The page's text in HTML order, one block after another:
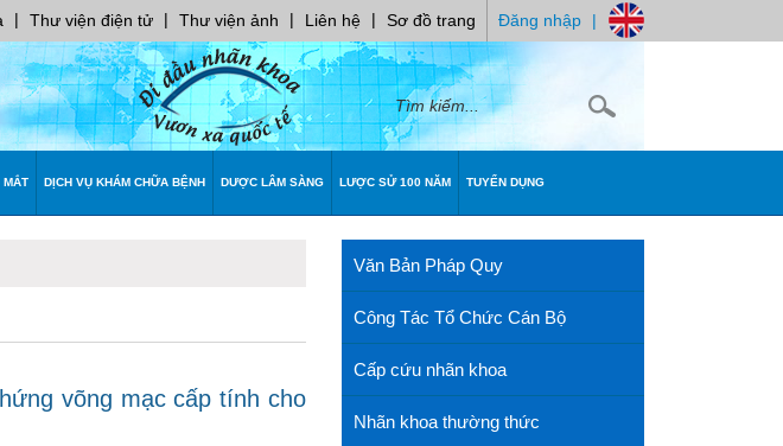
| Thư viện điện tử | Thư viện ảnh | Liên hệ | Sơ đồ trang Đăng nhập |
MẮT DỊCH VỤ KHÁM CHỮA BỆNH DƯỢC LÂM SÀNG LƯỢC SỬ 100 NĂM TUYỂN DỤNG
võng mạc cấp tính cho
Văn Bản Pháp Quy
Công Tác Tổ Chức Cán Bộ
Cấp cứu nhãn khoa
Nhãn khoa thường thức